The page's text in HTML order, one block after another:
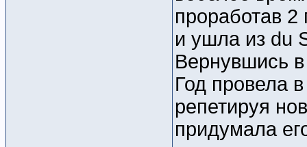
проработав 2
и ушла из du
Вернувшись
Год провела
репетируя
придумала